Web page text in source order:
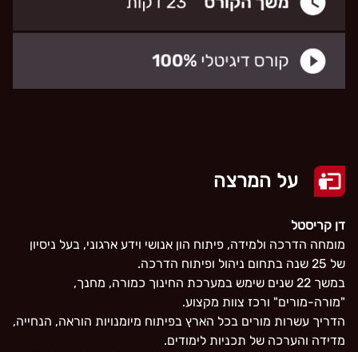
על המרצה
דן קריסטל
מומחה הדרכה ולמידה, פיתוח הון אנושי וידע ארגוני, בעל ניסיון
של 25 שנה בתחום ניהול ופיתוח הדרכה.
במשך 22 שנים שימש במערכת החינוך כמורה, מחנך,
"מורה-מורים" ורכז צוות מקצוע.
הדריך עשרות מורים בכל הארץ בפיתוח מיומנויות הוראה, הנחייה,
מדידה והערכה של תכניות לימודים.